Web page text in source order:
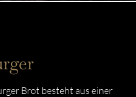
Brot besteht aus einer